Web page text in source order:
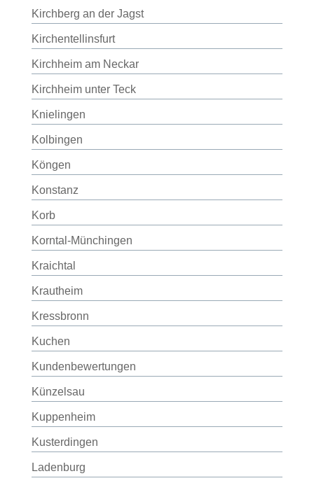
Kirchberg an der Jagst
Kirchentellinsfurt
Kirchheim am Neckar
Kirchheim unter Teck
Knielingen
Kolbingen
Köngen
Konstanz
Korb
Korntal-Münchingen
Kraichtal
Krautheim
Kressbronn
Kuchen
Kundenbewertungen
Künzelsau
Kuppenheim
Kusterdingen
Ladenburg